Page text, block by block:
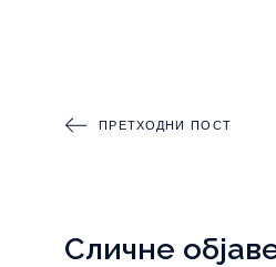
ПРЕТХОДНИ ПОСТ
Сличне